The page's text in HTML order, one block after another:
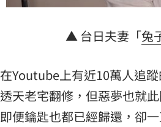
商場戰國來臨 台中「頂奢大道
「拍片人的多重宇宙」職涯論壇
8國球員齊聚高雄 Formosa 7s
▲ 台日夫妻「兔
在Youtube上有近10萬人追
透天老宅翻修，但惡夢也就
即便鑰匙也都已經歸還，卻